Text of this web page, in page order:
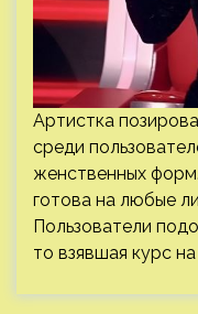
Артистка
среди
женственных
готова на любые
Пользователи
то взявшая курс